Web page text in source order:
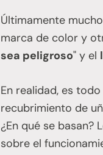
Últimamente
marca de color y
sea peligroso" y el
En realidad, es
recubrimiento de
¿En qué se basan?
sobre el